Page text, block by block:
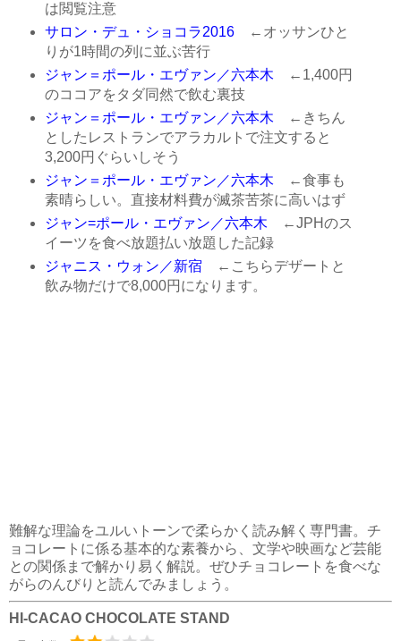
は閲覧注意
サロン・デュ・ショコラ2016←オッサンひと
りが1時間の列に並ぶ苦行
ジャン＝ポール・エヴァン／六本木 ←1,400円
のココアをタダ同然で飲む裏技
ジャン＝ポール・エヴァン／六本木 ←きちん
としたレストランでアラカルトで注文すると
3,200円ぐらいしそう
ジャン＝ポール・エヴァン／六本木 ←食事も
素晴らしい。直接材料費が滅茶苦茶に高いはず
ジャン=ポール・エヴァン／六本木 ←JPHのス
イーツを食べ放題払い放題した記録
ジャニス・ウォン／新宿 ←こちらデザートと
飲み物だけで8,000円になります。
難解な理論をユルいトーンで柔らかく読み解く専門書。チ
ョコレートに係る基本的な素養から、文学や映画など芸能
との関係まで解かり易く解説。ぜひチョコレートを食べな
がらのんびりと読んでみましょう。
HI-CACAO CHOCOLATE STAND